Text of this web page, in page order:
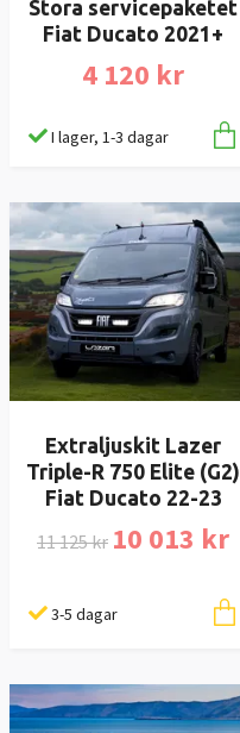
Stora servicepaketet
Fiat Ducato 2021+
4 120 kr
I lager, 1-3 dagar
Extraljuskit Lazer
Triple-R 750 Elite (G2)
Fiat Ducato 22-23
11 125 kr 10 013 kr
3-5 dagar